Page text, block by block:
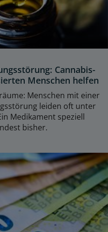
Cannabis-
Menschen helfen
Menschen mit einer
leiden oft unter
Medikament speziell
bisher.